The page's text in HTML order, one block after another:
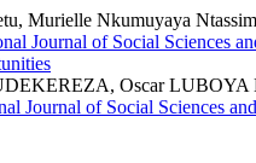
Murielle Nkumuyaya
Journal of Social Sciences
Oscar
Journal of Social Sciences